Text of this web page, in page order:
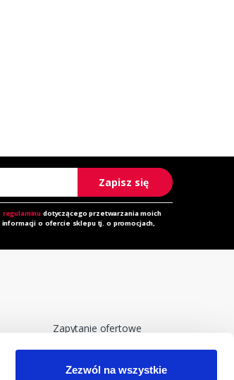
Zezwól na wszystkie
Zapisz się
regulaminu dotyczącego przetwarzania moich
informacji o ofercie sklepu tj. o promocjach,
Zapytanie ofertowe
Do pobrania
Polityka prywatności i